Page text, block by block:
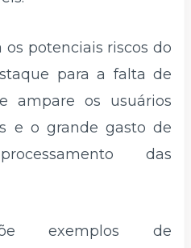
potenciais riscos do
para a falta de
ampare os usuários
e o grande gasto de
das
exemplos de